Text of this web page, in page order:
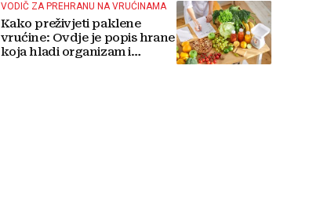
VODIČ ZA PREHRANU NA VRUĆINAMA
Kako preživjeti paklene
vrućine: Ovdje je popis hrane
koja hladi organizam i